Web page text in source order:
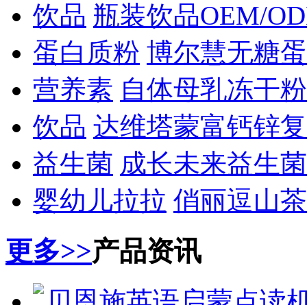
饮品 瓶装饮品OEM/
蛋白质粉 博尔慧无糖
营养素 自体母乳冻干
饮品 达维塔蒙富钙锌
益生菌 成长未来益生
婴幼儿拉拉 俏丽逗山
更多>>产品资讯